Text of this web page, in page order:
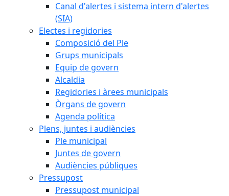
Canal d'alertes i sistema intern d'alertes
(SIA)
Electes i regidories
Composició del Ple
Grups municipals
Equip de govern
Alcaldia
Regidories i àrees municipals
Òrgans de govern
Agenda política
Plens, juntes i audiències
Ple municipal
Juntes de govern
Audiències públiques
Pressupost
Pressupost municipal